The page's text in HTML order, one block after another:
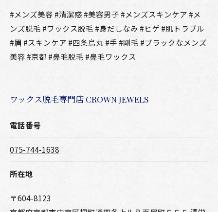
#メンズ美容 #清潔感 #美容男子 #メンズスキンケア #メ
ンズ脱毛 #ワックス脱毛 #身だしなみ #ヒゲ #肌トラブル
#眉 #スキンケア #四条烏丸 #手 #剛毛 #ブラックなメンズ
美容 #京都 #鼻毛脱毛 #鼻毛ワックス
ワックス脱毛専門店 CROWN JEWELS
電話番号
075-744-1638
所在地
〒604-8123